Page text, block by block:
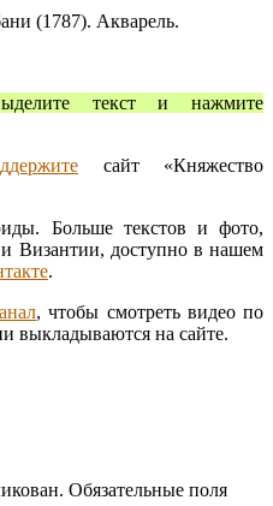
(1787). Акварель.
текст и нажмите
сайт «Княжество
Больше текстов и фото,
Византии, доступно в нашем
.
, чтобы смотреть видео по
выкладываются на сайте.
Обязательные поля